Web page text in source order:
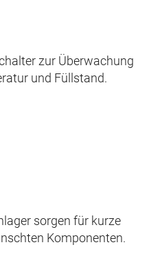
zur Überwachung
und Füllstand.
sorgen für kurze
Komponenten.